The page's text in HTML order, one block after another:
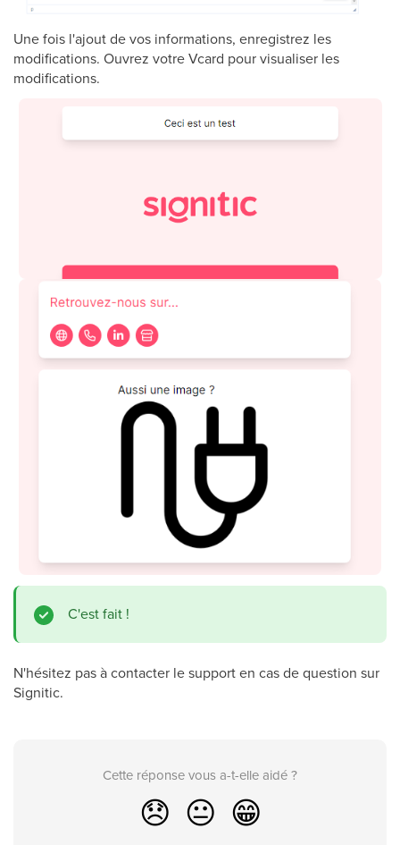
Une fois l'ajout de vos informations, enregistrez les
modifications. Ouvrez votre Vcard pour visualiser les
modifications.
C'est fait !
N'hésitez pas à contacter le support en cas de question sur
Signitic.
Cette réponse vous a-t-elle aidé ?
😞 😐 😁